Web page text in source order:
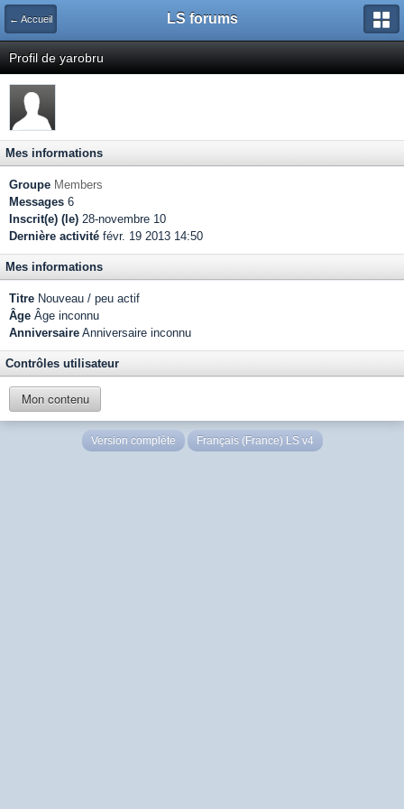
← Accueil LS forums
Profil de yarobru
Mes informations
Groupe Members
Messages 6
Inscrit(e) (le) 28-novembre 10
Dernière activité févr. 19 2013 14:50
Mes informations
Titre Nouveau / peu actif
Âge Âge inconnu
Anniversaire Anniversaire inconnu
Contrôles utilisateur
Mon contenu
Version complète Français (France) LS v4